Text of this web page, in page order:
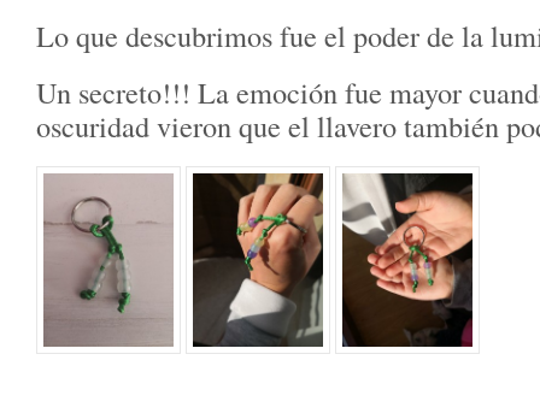
Lo que descubrimos fue el poder de la
Un secreto!!! La emoción fue mayor
oscuridad vieron que el llavero también